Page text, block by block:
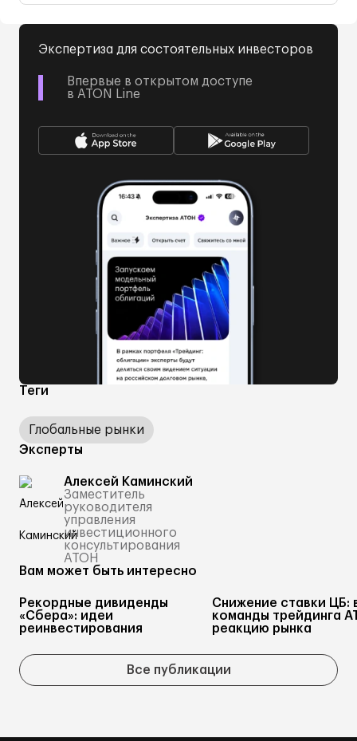
Теги
Глобальные рынки
Эксперты
Алексей Каминский
Заместитель
руководителя
управления
инвестиционного
консультирования
АТОН
Экспертиза для состоятельных инвесторов
Впервые в открытом доступе
в ATON Line
Вам может быть интересно
Рекордные дивиденды
«Сбера»: идеи
реинвестирования
Снижение ставки ЦБ:
команды трейдинга
реакцию рынка
Все публикации